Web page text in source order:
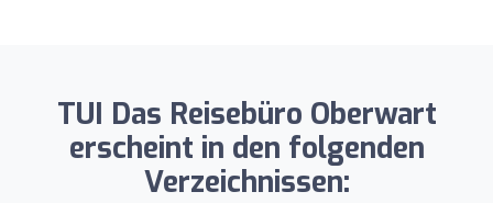
TUI Das Reisebüro Oberwart
erscheint in den folgenden
Verzeichnissen: